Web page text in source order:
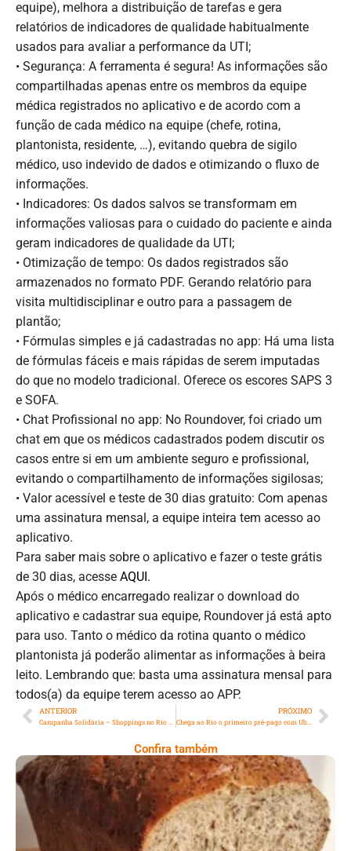
equipe), melhora a distribuição de tarefas e gera
relatórios de indicadores de qualidade habitualmente
usados para avaliar a performance da UTI;
• Segurança: A ferramenta é segura! As informações são
compartilhadas apenas entre os membros da equipe
médica registrados no aplicativo e de acordo com a
função de cada médico na equipe (chefe, rotina,
plantonista, residente, …), evitando quebra de sigilo
médico, uso indevido de dados e otimizando o fluxo de
informações.
• Indicadores: Os dados salvos se transformam em
informações valiosas para o cuidado do paciente e ainda
geram indicadores de qualidade da UTI;
• Otimização de tempo: Os dados registrados são
armazenados no formato PDF. Gerando relatório para
visita multidisciplinar e outro para a passagem de
plantão;
• Fórmulas simples e já cadastradas no app: Há uma lista
de fórmulas fáceis e mais rápidas de serem imputadas
do que no modelo tradicional. Oferece os escores SAPS 3
e SOFA.
• Chat Profissional no app: No Roundover, foi criado um
chat em que os médicos cadastrados podem discutir os
casos entre si em um ambiente seguro e profissional,
evitando o compartilhamento de informações sigilosas;
• Valor acessível e teste de 30 dias gratuito: Com apenas
uma assinatura mensal, a equipe inteira tem acesso ao
aplicativo.
Para saber mais sobre o aplicativo e fazer o teste grátis
de 30 dias, acesse AQUI.
Após o médico encarregado realizar o download do
aplicativo e cadastrar sua equipe, Roundover já está apto
para uso. Tanto o médico da rotina quanto o médico
plantonista já poderão alimentar as informações à beira
leito. Lembrando que: basta uma assinatura mensal para
todos(a) da equipe terem acesso ao APP.
ANTERIOR PRÓXIMO
Chega ao Rio o primeiro pré-pago com Uber Driver ilimitado
Confira também
Comer Bem: Pão Low Carb